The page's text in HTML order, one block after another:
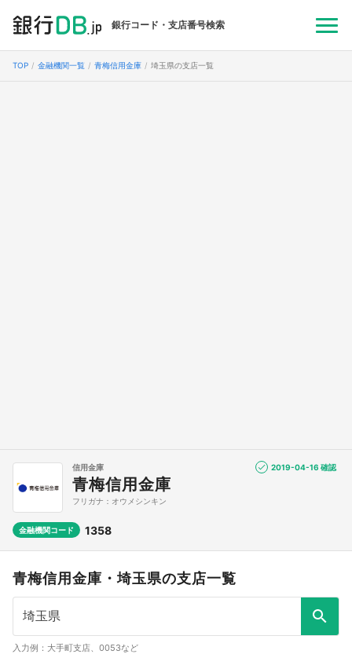
銀行コード・支店番号検索
TOP 金融機関一覧 青梅信用金庫 埼玉県の支店一覧
信用金庫
青梅信用金庫
フリガナ：オウメシンキン
金融機関コード 1358
2019-04-16 確認
青梅信用金庫・埼玉県の支店一覧
入力例：大手町支店、0053など